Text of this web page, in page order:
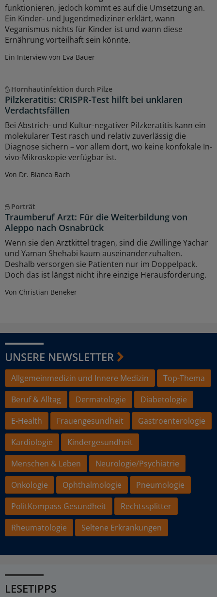
funktionieren, jedoch kommt es auf die Umsetzung an.
Ein Kinder- und Jugendmediziner erklärt, wann
Veganismus nichts für Kinder ist und wann diese
Ernährung vorteilhaft sein könnte.
Ein Interview von Eva Bauer
Hornhautinfektion durch Pilze
Pilzkeratitis: CRISPR-Test hilft bei unklaren
Verdachtsfällen
Bei Abstrich- und Kultur-negativer Pilzkeratitis kann ein
molekularer Test rasch und relativ zuverlässig die
Diagnose sichern – vor allem dort, wo keine konfokale In-
vivo-Mikroskopie verfügbar ist.
Von Dr. Bianca Bach
Porträt
Traumberuf Arzt: Für die Weiterbildung von
Aleppo nach Osnabrück
Wenn sie den Arztkittel tragen, sind die Zwillinge Yachar
und Yaman Shehabi kaum auseinanderzuhalten.
Deshalb versorgen sie Patienten nur im Doppelpack.
Doch das ist längst nicht ihre einzige Herausforderung.
Von Christian Beneker
UNSERE NEWSLETTER
Allgemeinmedizin und Innere Medizin
Top-Thema
Beruf & Alltag
Dermatologie
Diabetologie
E-Health
Frauengesundheit
Gastroenterologie
Kardiologie
Kindergesundheit
Menschen & Leben
Neurologie/Psychiatrie
Onkologie
Ophthalmologie
Pneumologie
PolitKompass Gesundheit
Rechtssplitter
Rheumatologie
Seltene Erkrankungen
LESETIPPS